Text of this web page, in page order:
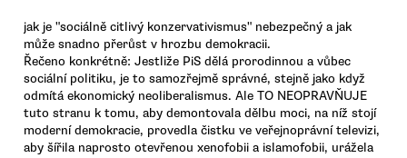
jak je "sociálně citlivý konzervativismus" nebezpečný a jak
může snadno přerůst v hrozbu demokracii.
Řečeno konkrétně: Jestliže PiS dělá prorodinnou a vůbec
sociální politiku, je to samozřejmě správné, stejně jako když
odmítá ekonomický neoliberalismus. Ale TO NEOPRAVŇUJE
tuto stranu k tomu, aby demontovala dělbu moci, na níž stojí
moderní demokracie, provedla čistku ve veřejnoprávní televizi,
aby šířila naprosto otevřenou xenofobii a islamofobii, urážela